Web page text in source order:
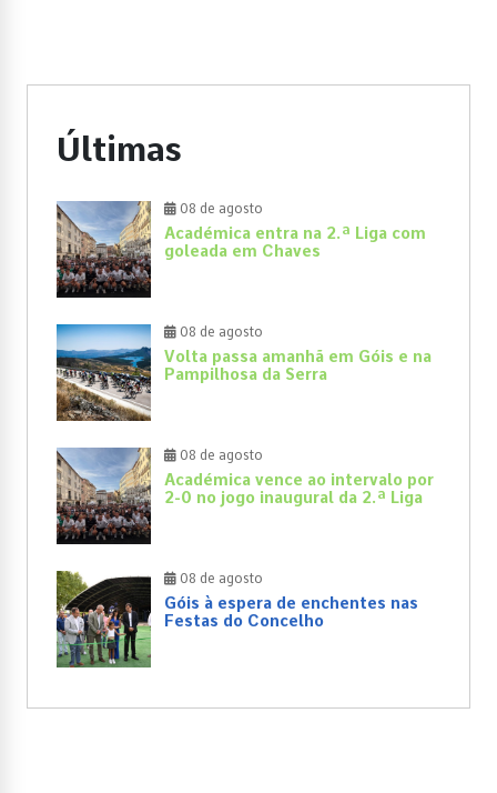
Últimas
08 de agosto
Académica entra na 2.ª Liga com
goleada em Chaves
08 de agosto
Volta passa amanhã em Góis e na
Pampilhosa da Serra
08 de agosto
Académica vence ao intervalo por
2-0 no jogo inaugural da 2.ª Liga
08 de agosto
Góis à espera de enchentes nas
Festas do Concelho